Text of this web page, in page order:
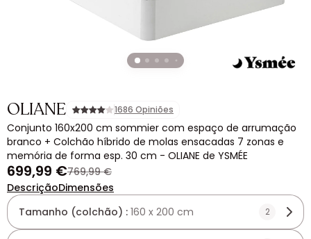
OLIANE 1686 Opiniões
Conjunto 160x200 cm sommier com espaço de arrumação
branco + Colchão híbrido de molas ensacadas 7 zonas e
memória de forma esp. 30 cm - OLIANE de YSMÉE
699,99 €769,99 €
DescriçãoDimensões
Tamanho (colchão) : 160 x 200 cm 2